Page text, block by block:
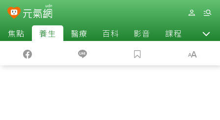
焦點 養生 醫療 百科 影音 課程 退休